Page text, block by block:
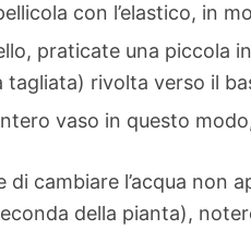
con l’elastico, in
praticate una piccola
tagliata) rivolta verso il
vaso in questo
di cambiare l’acqua non
della pianta),